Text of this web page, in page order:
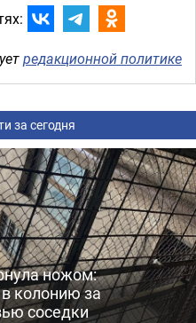
редакционной политике
за сегодня
ножом:
колонию за
соседки